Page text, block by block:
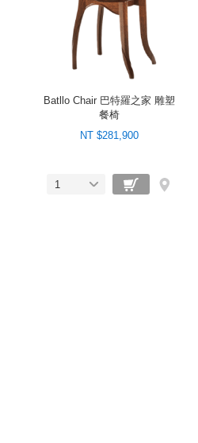
Batllo Chair 巴特羅之家 雕塑
餐椅
NT $281,900
1